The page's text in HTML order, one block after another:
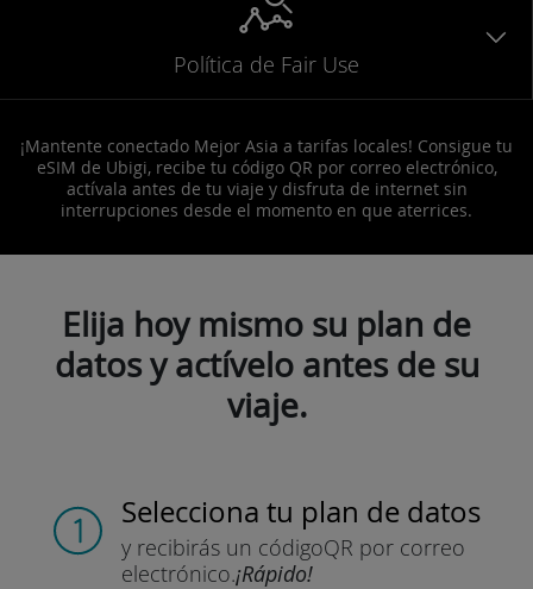
Política de Fair Use
¡Mantente conectado Mejor Asia a tarifas locales! Consigue tu
eSIM de Ubigi, recibe tu código QR por correo electrónico,
actívala antes de tu viaje y disfruta de internet sin
interrupciones desde el momento en que aterrices.
Elija hoy mismo su plan de
datos y actívelo antes de su
viaje.
Selecciona tu plan de datos
y recibirás un códigoQR por correo
electrónico.¡Rápido!